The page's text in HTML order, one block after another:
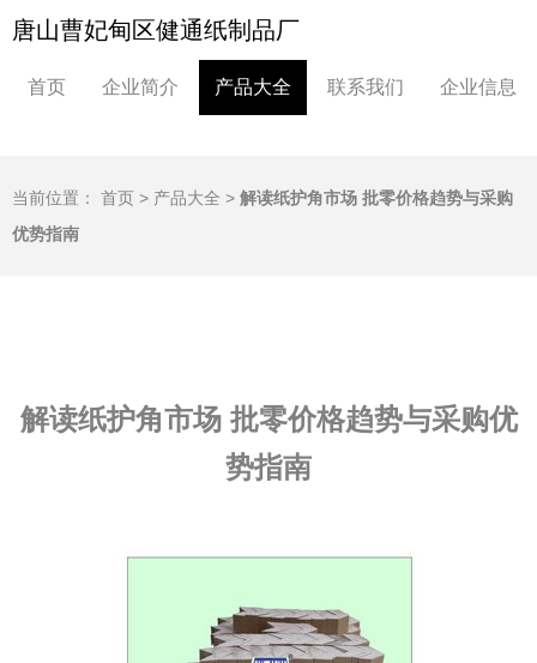
唐山曹妃甸区健通纸制品厂
首页 企业简介 产品大全 联系我们 企业信息
当前位置： 首页 > 产品大全 > 解读纸护角市场 批零价格趋势与采购
优势指南
解读纸护角市场 批零价格趋势与采购优
势指南